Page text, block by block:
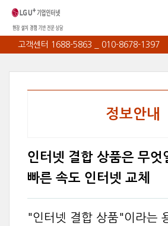
고객센터 1688-5863 _ 010-8678-1397
정보안내
인터넷 결합 상품은 무엇
빠른 속도 인터넷 교체
"인터넷 결합 상품"이라는